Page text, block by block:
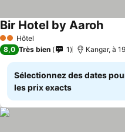
2 Étoiles
Hôtel
Bir Hotel by Aaroh
8,0 Très bien 1 Kangar, à
Sélectionnez des dates
les prix exacts